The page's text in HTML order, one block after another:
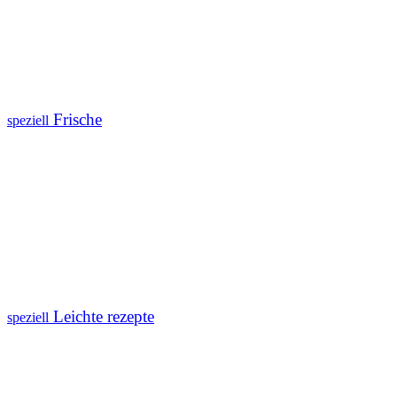
speziell Frische
speziell Leichte rezepte